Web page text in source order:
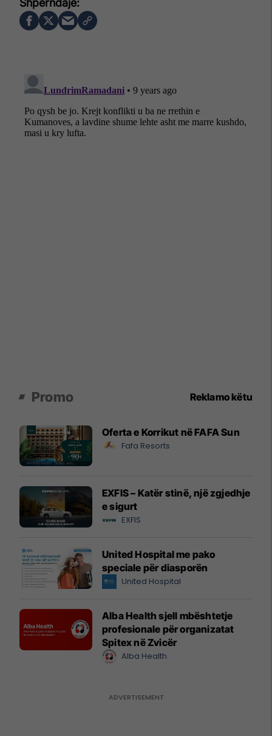
Promo Reklamo këtu
Oferta e Korrikut në FAFA Sun
Fafa Resorts
EXFIS – Katër stinë, një zgjedhje
e sigurt
EXFIS
United Hospital me pako
speciale për diasporën
United Hospital
Alba Health sjell mbështetje
profesionale për organizatat
Spitex në Zvicër
Alba Health